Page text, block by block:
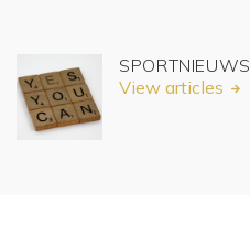
SPORTNIEUWS
View articles